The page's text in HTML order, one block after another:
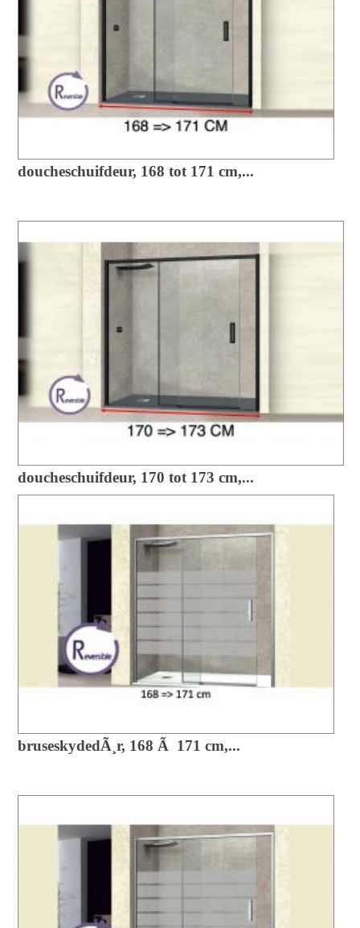
doucheschuifdeur, 168 tot 171 cm,...
doucheschuifdeur, 170 tot 173 cm,...
bruseskydedÃ¸r, 168 Ã 171 cm,...